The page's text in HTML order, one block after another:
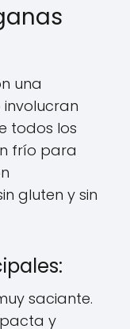
una
todos los
frío para
gluten y sin
saciante.
y